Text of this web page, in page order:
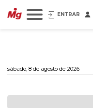
ENTRAR
sábado, 8 de agosto de 2026